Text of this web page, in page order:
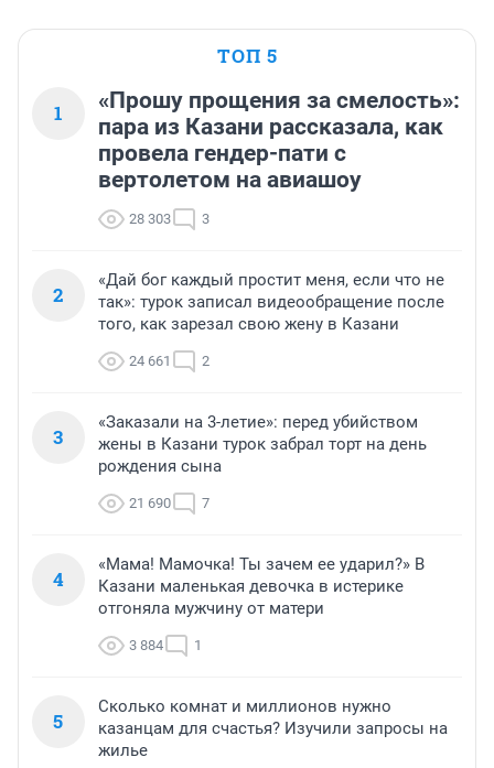
ТОП 5
1
«Прошу прощения за смелость»:
пара из Казани рассказала, как
провела гендер-пати с
вертолетом на авиашоу
28 303 3
2
«Дай бог каждый простит меня, если что не
так»: турок записал видеообращение после
того, как зарезал свою жену в Казани
24 661 2
3
«Заказали на 3-летие»: перед убийством
жены в Казани турок забрал торт на день
рождения сына
21 690 7
4
«Мама! Мамочка! Ты зачем ее ударил?» В
Казани маленькая девочка в истерике
отгоняла мужчину от матери
3 884 1
5
Сколько комнат и миллионов нужно
казанцам для счастья? Изучили запросы на
жилье